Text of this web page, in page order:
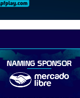
NAMING SPONSOR